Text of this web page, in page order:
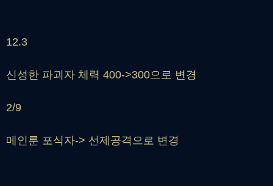
12.3
신성한 파괴자 체력 400->300으로 변경
2/9
메인룬 포식자-> 선제공격으로 변경